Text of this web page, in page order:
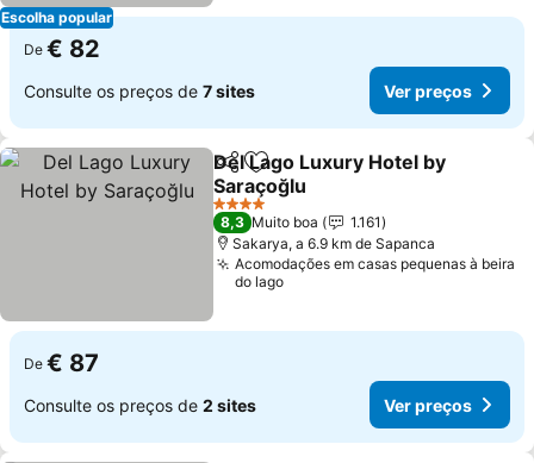
Escolha popular
De € 82
Consulte os preços de 7 sites Ver preços
PartilharAdicionar aos favoritos
Del Lago Luxury Hotel by
Saraçoğlu
Ver preços
4 Estrelas
8,3 Muito boa
1.161
Sakarya, a 6.9 km de Sapanca
Acomodações em casas pequenas à beira
do lago
De € 87
Consulte os preços de 2 sites Ver preços